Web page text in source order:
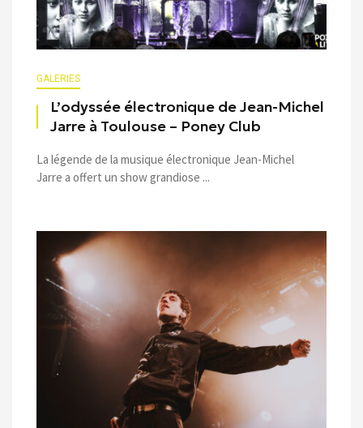
GALERIES
L’odyssée électronique de Jean-Michel
Jarre à Toulouse – Poney Club
La légende de la musique électronique Jean-Michel
Jarre a offert un show grandiose ...